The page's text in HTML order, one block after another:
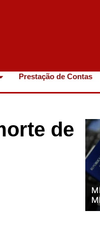
Prestação de Contas
de